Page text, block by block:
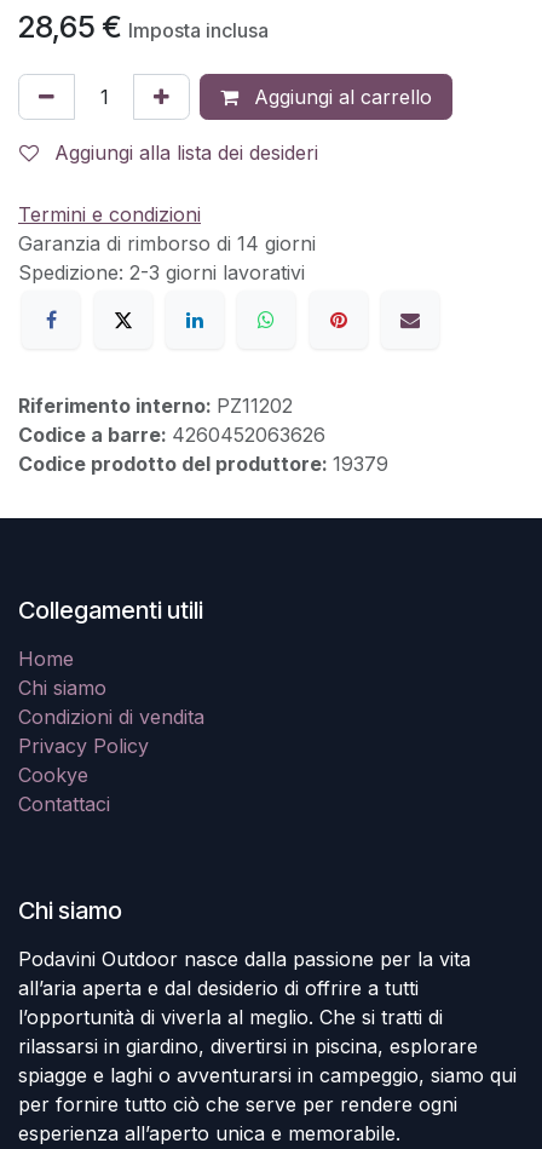
28,65 € Imposta inclusa
Aggiungi al carrello
Aggiungi alla lista dei desideri
Termini e condizioni
Garanzia di rimborso di 14 giorni
Spedizione: 2-3 giorni lavorativi
Riferimento interno: PZ11202
Codice a barre: 4260452063626
Codice prodotto del produttore: 19379
Collegamenti utili
Home
Chi siamo
Condizioni di vendita
Privacy Policy
Cookye
Contattaci
Chi siamo
Podavini Outdoor nasce dalla passione per la vita
all’aria aperta e dal desiderio di offrire a tutti
l’opportunità di viverla al meglio. Che si tratti di
rilassarsi in giardino, divertirsi in piscina, esplorare
spiagge e laghi o avventurarsi in campeggio, siamo qui
per fornire tutto ciò che serve per rendere ogni
esperienza all’aperto unica e memorabile.